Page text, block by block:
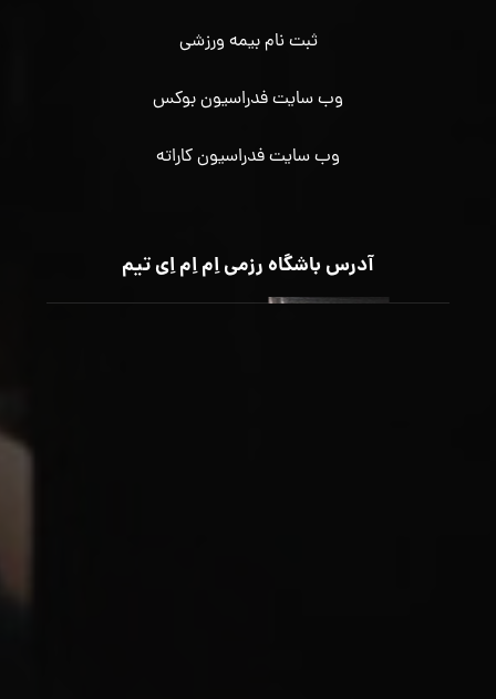
ثبت نام بیمه ورزشی
وب سایت فدراسیون بوکس
وب سایت فدراسیون کاراته
آدرس باشگاه رزمی اِم اِم اِی تیم